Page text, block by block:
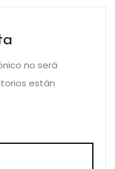
no será
están